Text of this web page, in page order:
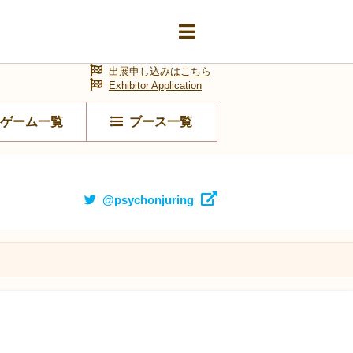
ゲーム一覧 ブース一覧
出展申し込みはこちら
Exhibitor Application
@psychonjuring